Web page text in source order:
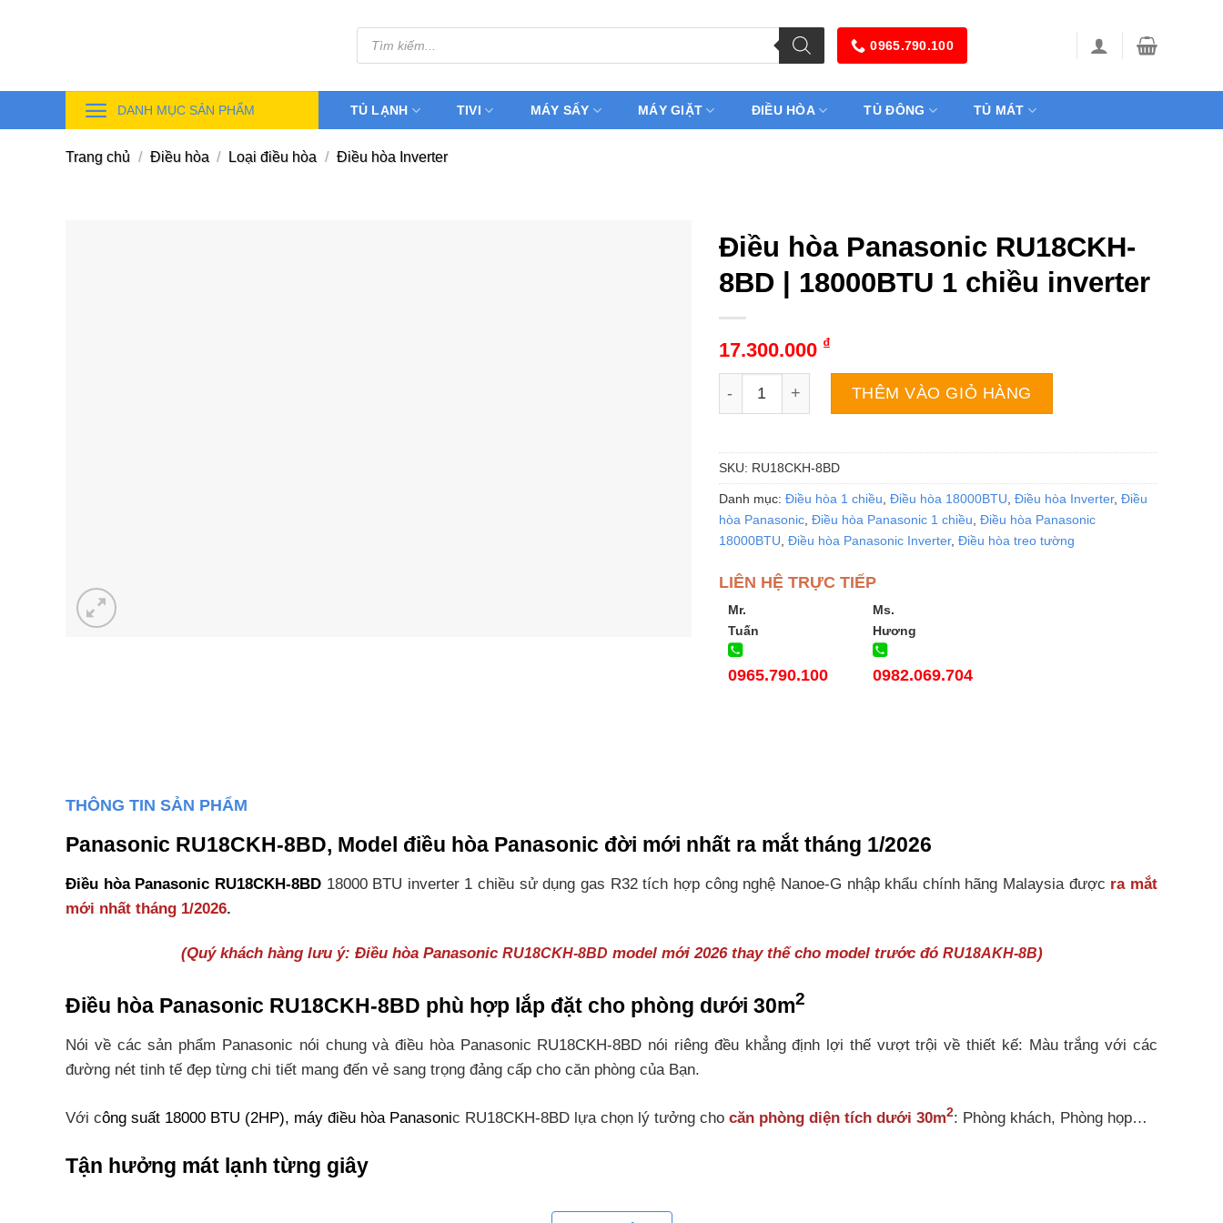
Tìm
kiếm
sản
0965.790.100
DANH MỤC SẢN PHẨM TỦ LẠNH TIVI MÁY SẤY MÁY GIẶT ĐIỀU HÒA TỦ ĐÔNG TỦ MÁT
Trang chủ / Điều hòa / Loại điều hòa / Điều hòa Inverter
Điều hòa Panasonic RU18CKH-
8BD | 18000BTU 1 chiều inverter
17.300.000 ₫
Điều hòa Panasonic RU18CKH-8BD | 18000BTU 1 chiều inverter số
THÊM VÀO GIỎ HÀNG
SKU: RU18CKH-8BD
Danh mục: Điều hòa 1 chiều Điều hòa 18000BTU Điều hòa Inverter, Điều
hòa Panasonic, Điều hòa Panasonic 1 chiều Điều hòa Panasonic
18000BTU Điều hòa Panasonic Inverter, Điều hòa treo tường
LIÊN HỆ TRỰC TIẾP
Mr.
Tuấn
0965.790.100
Ms.
Hương
0982.069.704
THÔNG TIN SẢN PHẨM
Panasonic RU18CKH-8BD, Model điều hòa Panasonic đời mới nhất ra mắt tháng 1/2026
Điều hòa Panasonic RU18CKH-8BD18000 BTU inverter 1 chiều sử dụng gas R32 tích hợp công nghệ Nanoe-G nhập khẩu chính hãng Malaysia được ra mắt
mới nhất tháng 1/2026.
(Quý khách hàng lưu ý: Điều hòa Panasonic RU18CKH-8BD model mới 2026 thay thế cho model trước đó RU18AKH-8B)
Điều hòa Panasonic RU18CKH-8BD phù hợp lắp đặt cho phòng dưới 30m2
Nói về các sản phẩm Panasonic nói chung và điều hòa Panasonic RU18CKH-8BD nói riêng đều khẳng định lợi thế vượt trội về thiết kế: Màu trắng với các
đường nét tinh tế đẹp từng chi tiết mang đến vẻ sang trọng đảng cấp cho căn phòng của Bạn.
Với công suất 18000 BTU (2HP), máy điều hòaPanasonic RU18CKH-8BD lựa chọn lý tưởng cho căn phòng diện tích dưới 30m2: Phòng khách, Phòng họp…
Tận hưởng mát lạnh từng giây